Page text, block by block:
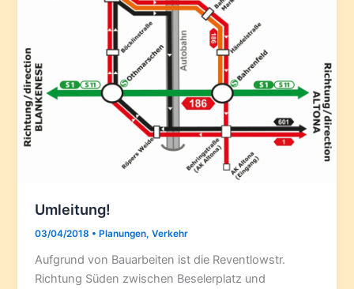
Umleitung!
03/04/2018 • Planungen,Verkehr
Aufgrund von Bauarbeiten ist die Reventlowstr.
Richtung Süden zwischen Beselerplatz und